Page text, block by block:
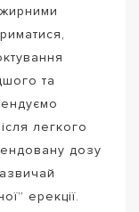
та
легкого
дозу
ерекції.